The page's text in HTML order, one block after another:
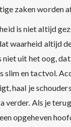
zaken worden
is niet altijd
waarheid altijd
niet uit het oog,
slim en tactvol.
haal je
verder. Als je
opgeheven